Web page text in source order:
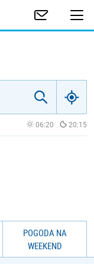
06:20 20:15
POGODA NA
WEEKEND